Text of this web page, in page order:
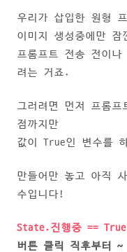
우리가 삽입한 원형
이미지 생성중에만 잠
프롬프트 전송 전이
려는 거죠.
그러려면 먼저 프롬
점까지만
값이 True인 변수를
만들어만 놓고 아직
수입니다!
State.진행중 == True
버튼 클릭 직후부터 ~